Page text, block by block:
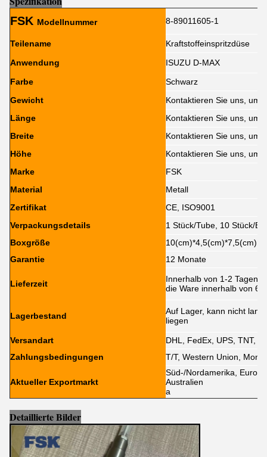
FSK Modellnummer 8-89011605-1
Teilename
Kraftstoffeinspritzdüse
Anwendung
ISUZU D-MAX
Farbe
Schwarz
Gewicht
Kontaktieren Sie uns, um
Länge
Kontaktieren Sie uns, um
Breite
Kontaktieren Sie uns, um
Höhe
Kontaktieren Sie uns, um
Marke
FSK
Material
Metall
Zertifikat
CE, ISO9001
Verpackungsdetails
1 Stück/Tube, 10 Stück/
Boxgröße
10(cm)*4,5(cm)*7,5(cm)
Garantie
12 Monate
Lieferzeit
Innerhalb von 1-2 Tagen
die Ware innerhalb von 6-
Lagerbestand
Auf Lager, kann nicht
liegen
Versandart
DHL, FedEx, UPS, TNT,
Zahlungsbedingungen
T/T, Western Union,
Aktueller Exportmarkt
Süd-/Nordamerika,
Australien
a
Detaillierte Bilder